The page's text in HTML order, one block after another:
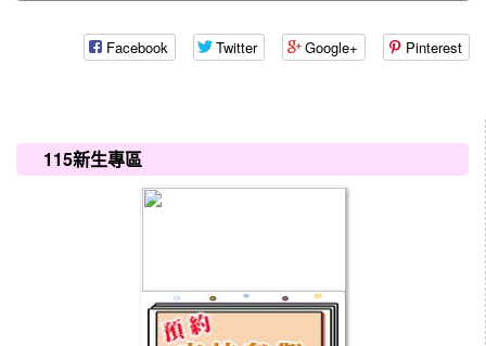
Facebook Twitter Google+ Pinterest
115新生專區